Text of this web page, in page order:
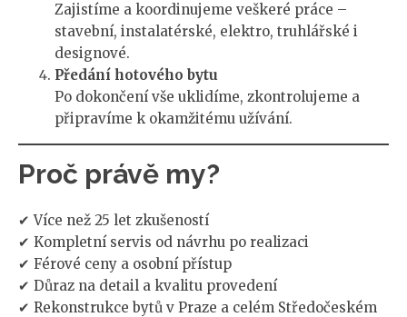
Zajistíme a koordinujeme veškeré práce –
stavební, instalatérské, elektro, truhlářské i
designové.
Předání hotového bytu
Po dokončení vše uklidíme, zkontrolujeme a
připravíme k okamžitému užívání.
Proč právě my?
✔ Více než 25 let zkušeností
✔ Kompletní servis od návrhu po realizaci
✔ Férové ceny a osobní přístup
✔ Důraz na detail a kvalitu provedení
✔ Rekonstrukce bytů v Praze a celém Středočeském